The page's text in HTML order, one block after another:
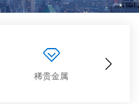
稀贵金属